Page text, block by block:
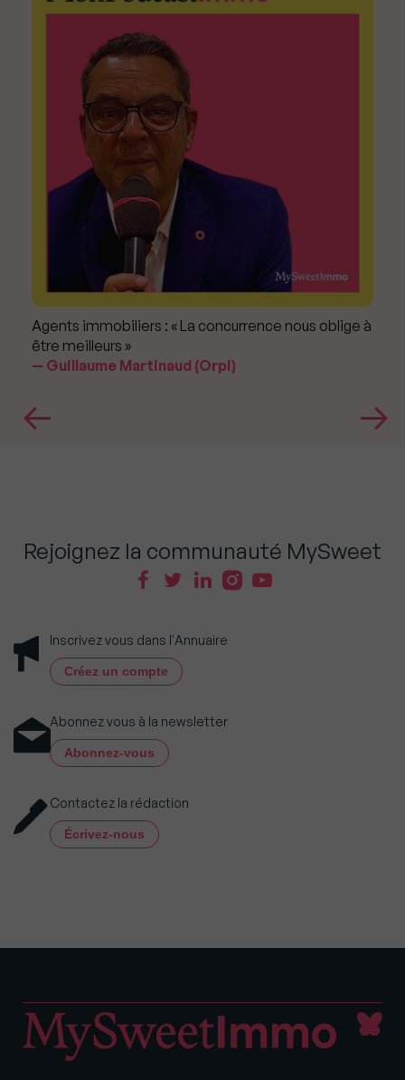
Agents immobiliers : « La concurrence nous oblige à
être meilleurs »
Guillaume Martinaud (Orpi)
Rejoignez la communauté MySweet
Inscrivez vous dans l'Annuaire
Créez un compte
Abonnez vous à la newsletter
Abonnez-vous
Contactez la rédaction
Écrivez-nous